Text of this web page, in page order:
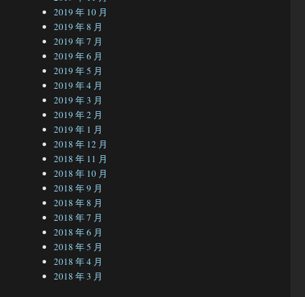
2019 年 10 月
2019 年 8 月
2019 年 7 月
2019 年 6 月
2019 年 5 月
2019 年 4 月
2019 年 3 月
2019 年 2 月
2019 年 1 月
2018 年 12 月
2018 年 11 月
2018 年 10 月
2018 年 9 月
2018 年 8 月
2018 年 7 月
2018 年 6 月
2018 年 5 月
2018 年 4 月
2018 年 3 月